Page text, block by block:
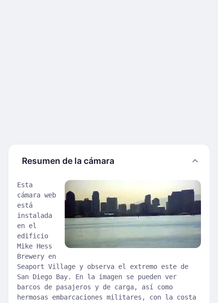
Resumen de la cámara
Esta
cámara web
está
instalada
en el
edificio
Mike Hess
Brewery en
Seaport Village y observa el extremo este de
San Diego Bay. En la imagen se pueden ver
barcos de pasajeros y de carga, así como
hermosas embarcaciones militares, con la costa